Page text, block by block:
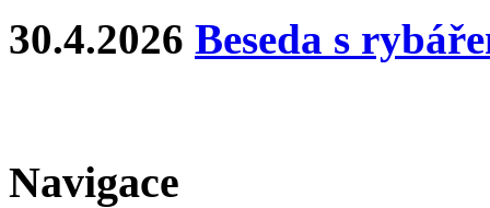
30.4.2026 Beseda s
Navigace